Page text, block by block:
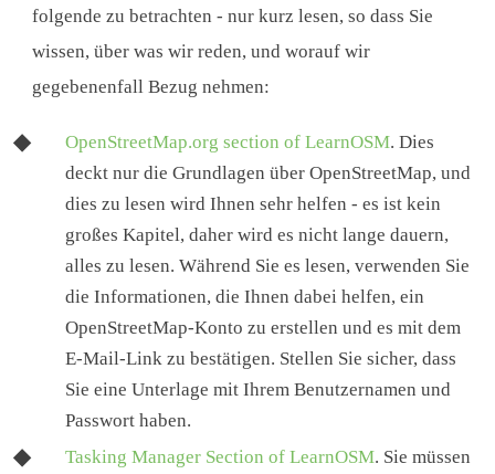
folgende zu betrachten - nur kurz lesen, so dass Sie
wissen, über was wir reden, und worauf wir
gegebenenfall Bezug nehmen:
OpenStreetMap.org section of LearnOSM. Dies
deckt nur die Grundlagen über OpenStreetMap, und
dies zu lesen wird Ihnen sehr helfen - es ist kein
großes Kapitel, daher wird es nicht lange dauern,
alles zu lesen. Während Sie es lesen, verwenden Sie
die Informationen, die Ihnen dabei helfen, ein
OpenStreetMap-Konto zu erstellen und es mit dem
E-Mail-Link zu bestätigen. Stellen Sie sicher, dass
Sie eine Unterlage mit Ihrem Benutzernamen und
Passwort haben.
Tasking Manager Section of LearnOSM. Sie müssen